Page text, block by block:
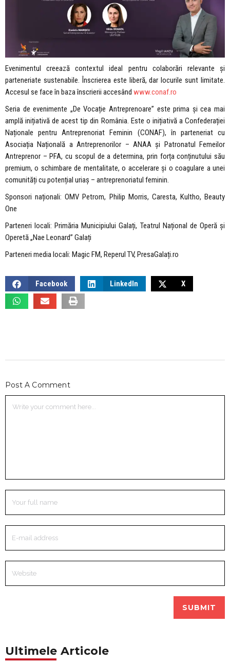
Evenimentul creează contextul ideal pentru colaborări relevante și
parteneriate sustenabile. Înscrierea este liberă, dar locurile sunt limitate.
Accesul se face în baza înscrierii accesând www.conaf.ro
Seria de evenimente „De Vocație Antreprenoare” este prima și cea mai
amplă inițiativă de acest tip din România. Este o inițiativă a Confederației
Naționale pentru Antreprenoriat Feminin (CONAF), în parteneriat cu
Asociația Națională a Antreprenorilor – ANAA și Patronatul Femeilor
Antreprenor – PFA, cu scopul de a determina, prin forța conținutului său
premium, o schimbare de mentalitate, o accelerare și o coagulare a unei
comunități cu potențial uriaș – antreprenoriatul feminin.
Sponsori naționali: OMV Petrom, Philip Morris, Caresta, Kultho, Beauty
One
Parteneri locali: Primăria Municipiului Galați, Teatrul Național de Operă și
Operetă „Nae Leonard” Galați
Parteneri media locali: Magic FM, Reperul TV, PresaGalați.ro
Facebook LinkedIn X
Post A Comment
Ultimele Articole